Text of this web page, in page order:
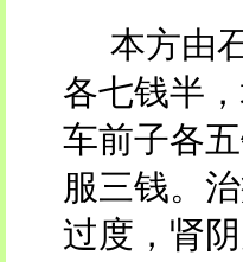
本方由
各七钱半
车前子各
服三钱。
过度，肾